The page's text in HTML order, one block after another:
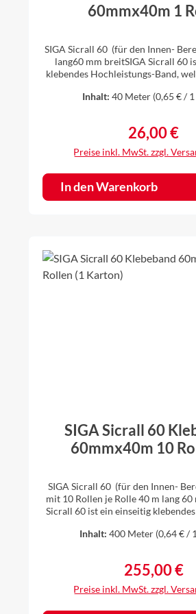
60mmx40m 1
SIGA Sicrall 60 (für den Innen-
lang60 mm breitSIGA Sicrall 60 ist ein einseitig
klebendes Hochleistungs-Band, welches
Überlappungen im Innenbereich geeignet ist. Auch
luftdicht verklebt werden. Ihre
extrem starkstabiler Trägerspart
Überlappungenvon Hand
Zeitgeeignete
ttenMetallHarter
Inhalt: 40 Meter (0,65 € /
Regulärer
26,00 €
Preise inkl. MwSt. zzgl.
In den Warenkorb
SIGA Sicrall 60
60mmx40m 10
SIGA Sicrall 60 (für den Innen- Bereich) 1
mit 10 Rollen je Rolle 40 m lang 60 mm breit SIGA
Sicrall 60 ist ein einseitig
luftdichte Verkleben bei
Sicrall 60 einfach, schnell und
verklebt werden. Ihre Vorteile: klebt extrem stark
stabiler Träger spart Zeit bei langen Überlappungen
von Hand reissbar – spart Zeit geeignete
Inhalt: 400 Meter (0,64 € /
Regulärer
255,00 €
Preise inkl. MwSt. zzgl.